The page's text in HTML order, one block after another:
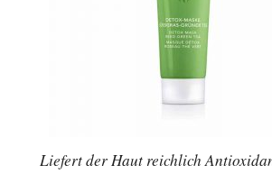
Liefert der Haut reichlich